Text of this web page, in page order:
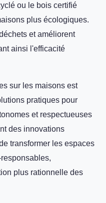
ou le bois certifié
plus écologiques.
et améliorent
ainsi l'efficacité
sur les maisons est
pratiques pour
et respectueuses
des innovations
transformer les espaces
plus rationnelle des